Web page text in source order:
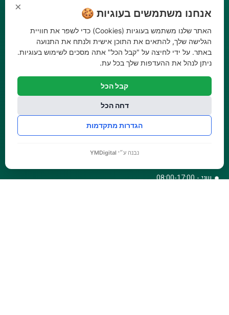
ניווט
ראשי
אודות
סניפים
בלוג
מבצעים
צרו קשר
הצהרת נגישות
קטגוריות
כלי גינון
השקיה
הדברה
דשנים
דשא סינטטי ואביזרים
ביגוד והנעלה
לבית לחצר ולגינה
טרקטורוני כיסוח
שני - 08:00-17:00
× אנחנו משתמשים בעוגיות 🍪
האתר שלנו משתמש בעוגיות (Cookies) כדי לשפר את חוויית
הגלישה שלך, להתאים את התוכן אישית ולנתח את התנועה
באתר. על ידי לחיצה על "קבל הכל" אתה מסכים לשימוש בעוגיות.
ניתן לנהל את ההעדפות שלך בכל עת.
קבל הכל
דחה הכל
הגדרות מתקדמות
נבנה ע״י YMDigital